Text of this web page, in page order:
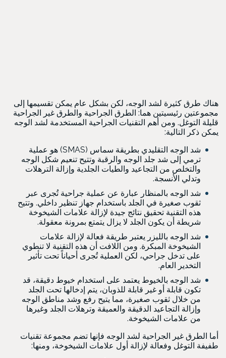
هناك طرق كثيرة لشد الوجه، لكن بشكل عام يمكن تقسيمها إلى
مجموعتين رئيسيتين هما: الطرق الجراحية والطرق غير الجراحية
قليلة التوغل. ومن أهم التقنيات الجراحية المستخدمة لشد الوجه
يمكن ذكر التالية:
شد الوجه التقليدي بطريقة سماس (SMAS) هو عملية
ترمي إلى شد جلد الوجه والرقبة وتتيح تنعيم شكل الوجه
والتخلص من التجاعيد والطيات الجلدية وإزالة الترهلات
وتدلي الأنسجة.
شد الوجه بالمنظار عبارة عن عملية جراحية تُجرى عبر
ثقوب صغيرة في الجلد باستخدام جهاز تنظير داخلي. وتتيح
هذه التقنية تحقيق نتائج جيدة لإزالة علامات الشيخوخة
شريطة أن يكون الجلد لا يزال يتمتع بمرونة معقولة.
شد الوجه بالليزر يعتبر طريقة فعالة لإزالة علامات
الشيخوخة المبكرة. ومن اللافت أن هذه التقنية لا تنطوي
على تدخل جراحي، لكن العملية تُجرى أحياناً تحت تأثير
التخدير العام.
شد الوجه بالخيوط يعتمد على استخدام خيوط دقيقة، قد
تكون قابلة أو غير قابلة للذوبان، يتم إدخالها تحت الجلد
من خلال ثقوب صغيرة، مما يتيح رفع وشد مناطق الوجه
وإزالة التجاعيد الدقيقة والعميقة وترهلات الجلد وغيرها
من علامات الشيخوخة.
أما الطرق غير الجراحية لشد الوجه فإنها تضم مجموعة تقنيات
طفيفة التوغل وفعالة لإزالة أول علامات الشيخوخة، ومنها: